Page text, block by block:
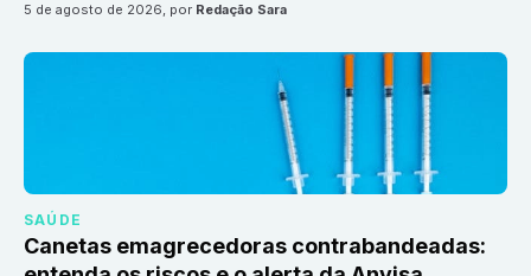
5 de agosto de 2026, por Redação Sara
SAÚDE
Canetas emagrecedoras contrabandeadas: